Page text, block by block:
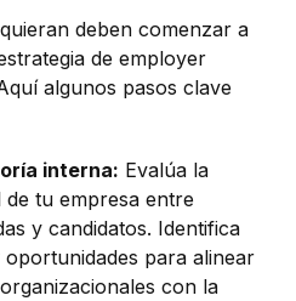
deben comenzar a
de employer
algunos pasos clave
interna: Evalúa la
tu empresa entre
y candidatos. Identifica
para alinear
con la